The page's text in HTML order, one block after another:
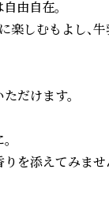
由自在。
楽しむもよし、
だけます。
を添えてみませ